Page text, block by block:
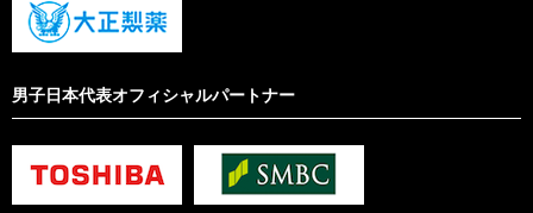
男子日本代表オフィシャルパートナー